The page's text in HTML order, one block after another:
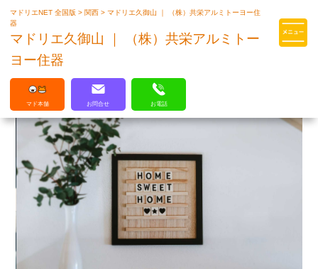
マドリエはLIXILの厳しい基準を
マドリエNET 全国版> 関西>マドリエ久御山 ｜ （株）共栄アルミトーヨー住
器
マドリエ久御山 ｜ （株）共栄アルミトー
ヨー住器
マド本舗 お問合せ お電話